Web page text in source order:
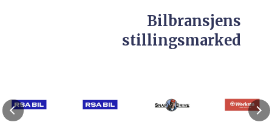
Bilbransjens
stillingsmarked